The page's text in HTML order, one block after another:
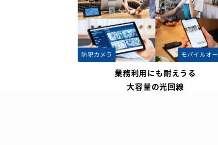
業務利用にも耐えうる
大容量の光回線​